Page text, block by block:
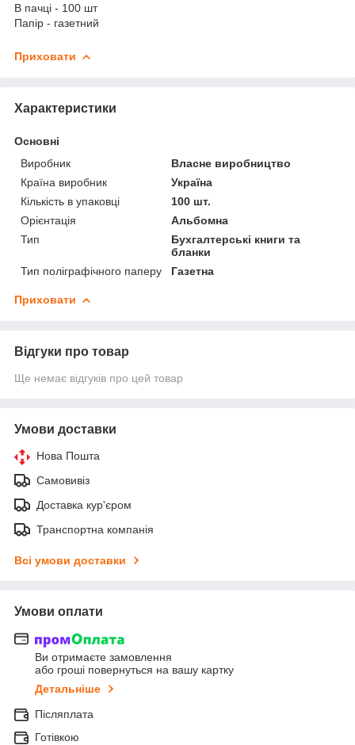
В пачці - 100 шт
Папір - газетний
Приховати
Характеристики
Основні
Виробник
Власне виробництво
Країна виробник
Україна
Кількість в упаковці
100 шт.
Орієнтація
Альбомна
Тип
Бухгалтерські книги та
бланки
Тип поліграфічного паперу
Газетна
Приховати
Відгуки про товар
Ще немає відгуків про цей товар
Умови доставки
Нова Пошта
Самовивіз
Доставка кур'єром
Транспортна компанія
Всі умови доставки
Умови оплати
Ви отримаєте замовлення
або гроші повернуться на вашу картку
Детальніше
Післяплата
Готівкою